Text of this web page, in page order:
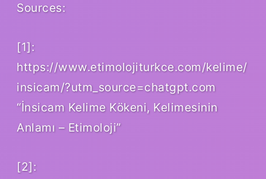
Sources:
[1]:
https://www.etimolojiturkce.com/kelime/
insicam/?utm_source=chatgpt.com
“İnsicam Kelime Kökeni, Kelimesinin
Anlamı – Etimoloji”
[2]: